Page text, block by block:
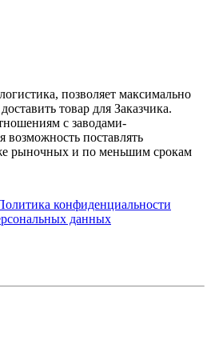
позволяет максимально
товар для Заказчика.
с заводами-
возможность поставлять
рыночных и по меньшим срокам
конфиденциальности
данных